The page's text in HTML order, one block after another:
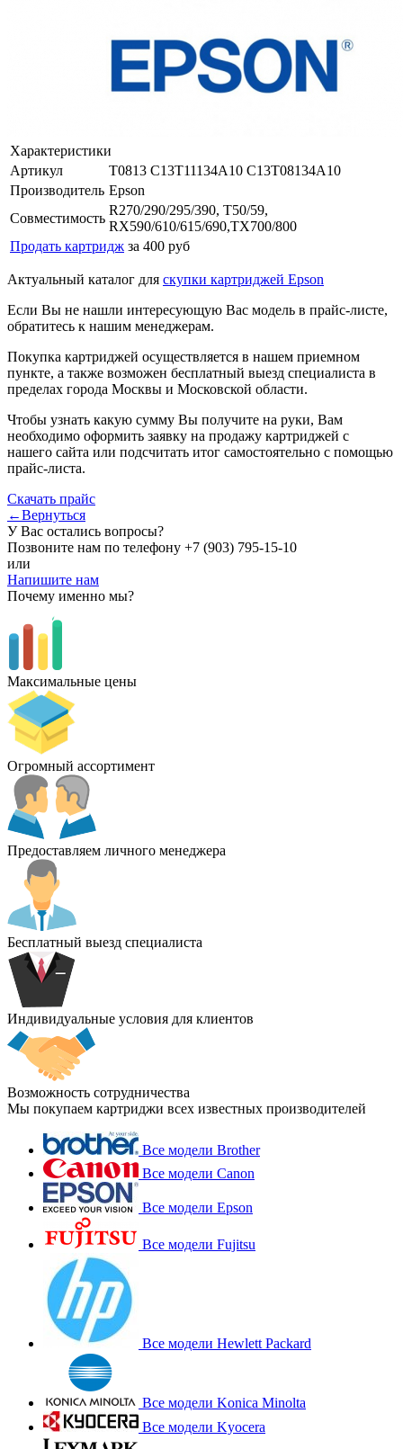
Характеристики
Артикул
T0813 C13T11134A10 C13T08134A10
Производитель Epson
Совместимость
R270/290/295/390, T50/59,
RX590/610/615/690,TX700/800
Продать картридж за 400 руб
Актуальный каталог для скупки картриджей Epson
Если Вы не нашли интересующую Вас модель в прайс-листе,
обратитесь к нашим менеджерам.
Покупка картриджей осуществляется в нашем приемном
пункте, а также возможен бесплатный выезд специалиста в
пределах города Москвы и Московской области.
Чтобы узнать какую сумму Вы получите на руки, Вам
необходимо оформить заявку на продажу картриджей с
нашего сайта или подсчитать итог самостоятельно с помощью
прайс-листа.
Скачать прайс
←Вернуться
У Вас остались вопросы?
Позвоните нам по телефону +7 (903) 795-15-10
или
Напишите нам
Почему именно мы?
Максимальные цены
Огромный ассортимент
Предоставляем личного менеджера
Бесплатный выезд специалиста
Индивидуальные условия для клиентов
Возможность сотрудничества
Мы покупаем картриджи всех известных производителей
Все модели Brother
Все модели Canon
Все модели Epson
Все модели Fujitsu
Все модели Hewlett Packard
Все модели Konica Minolta
Все модели Kyocera